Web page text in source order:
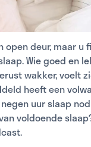
open deur, maar u
Wie goed en
wakker, voelt
heeft een
uur slaap
voldoende